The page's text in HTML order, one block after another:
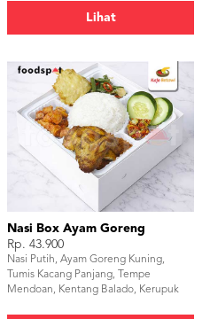
Lihat
Nasi Box Ayam Goreng
Rp. 43.900
Nasi Putih, Ayam Goreng Kuning,
Tumis Kacang Panjang, Tempe
Mendoan, Kentang Balado, Kerupuk